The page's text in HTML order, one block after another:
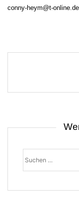
conny-heym@t-online.de
Suchen
nach: